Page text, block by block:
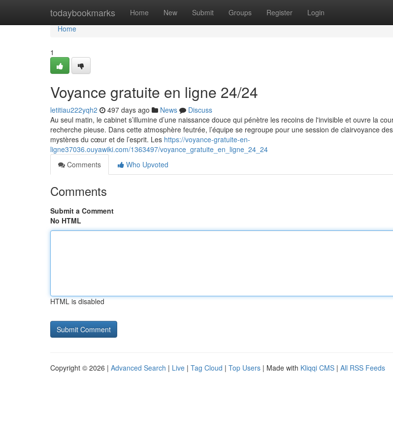
todaybookmarks Home New Submit Groups Register Login
Home
Home
1
Voyance gratuite en ligne 24/24
letitiau222yqh2 497 days ago News
Discuss
Au seul matin, le cabinet s’illumine d’une naissance douce qui pénètre les recoins de l'invisible et ouvre la
recherche pieuse. Dans cette atmosphère feutrée, l’équipe se regroupe pour une session de clairvoyance
mystères du cœur et de l’esprit. Les https://voyance-gratuite-en-
ligne37036.ouyawiki.com/1363497/voyance_gratuite_en_ligne_24_24
Comments
Who Upvoted
Comments
Submit a Comment
No HTML
HTML is disabled
Copyright © 2026 | Advanced Search | Live | Tag Cloud | Top Users | Made with Kliqqi CMS | All RSS Feeds